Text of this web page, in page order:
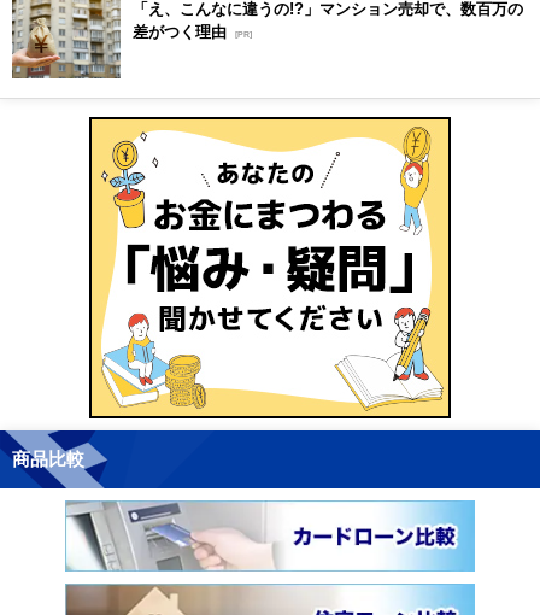
「え、こんなに違うの!?」マンション売却で、数百万の
差がつく理由 [PR]
商品比較